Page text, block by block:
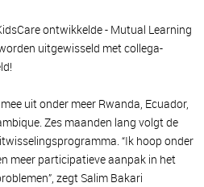
ontwikkelde - Mutual Learning
uitgewisseld met collega-
uit onder meer Rwanda, Ecuador,
Zes maanden lang volgt de
“Ik hoop onder
meer participatieve aanpak in het
zegt Salim Bakari